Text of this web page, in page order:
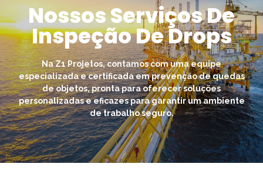
Nossos Serviços De
Inspeção De Drops
Na Z1 Projetos, contamos com uma equipe
especializada e certificada em prevenção de quedas
de objetos, pronta para oferecer soluções
personalizadas e eficazes para garantir um ambiente
de trabalho seguro.